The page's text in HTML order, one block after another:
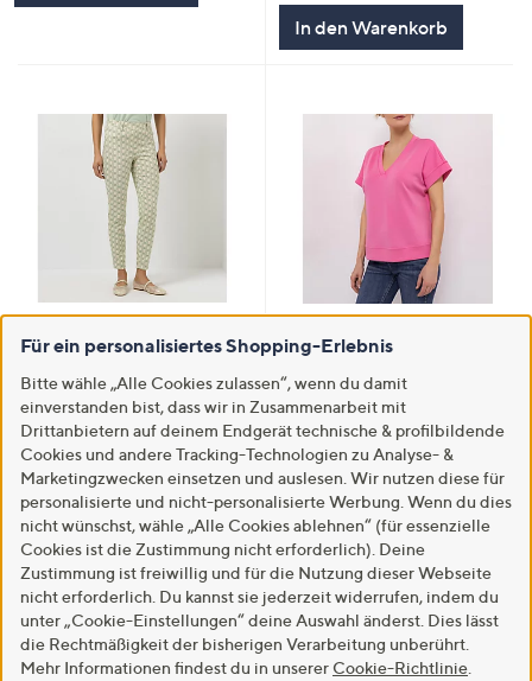
5
In den Warenkorb
STEFFEN SCHRAUT Jeggings,
Gürtelschlaufen sehr schmales
Bein
€ 49,99
5.0
von
5
(3)3
Bewertungen
In den Warenkorb
1/2-Arm V-Ausschnitt unifarben
€ 49,99
5.0
von
5
(4)4
Bewertungen
Weitere Farben verfügbar
In den Warenkorb
Für ein personalisiertes Shopping-Erlebnis
Bitte wähle „Alle Cookies zulassen“, wenn du damit
einverstanden bist, dass wir in Zusammenarbeit mit
Drittanbietern auf deinem Endgerät technische & profilbildende
Cookies und andere Tracking-Technologien zu Analyse- &
Marketingzwecken einsetzen und auslesen. Wir nutzen diese für
personalisierte und nicht-personalisierte Werbung. Wenn du dies
nicht wünschst, wähle „Alle Cookies ablehnen“ (für essenzielle
Cookies ist die Zustimmung nicht erforderlich). Deine
Zustimmung ist freiwillig und für die Nutzung dieser Webseite
nicht erforderlich. Du kannst sie jederzeit widerrufen, indem du
unter „Cookie-Einstellungen“ deine Auswahl änderst. Dies lässt
die Rechtmäßigkeit der bisherigen Verarbeitung unberührt.
Mehr Informationen findest du in unserer Cookie-Richtlinie